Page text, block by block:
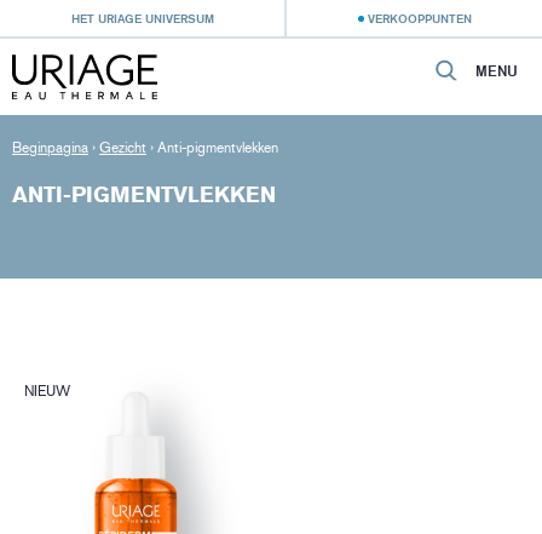
HET URIAGE UNIVERSUM VERKOOPPUNTEN
MENU
Beginpagina › Gezicht › Anti-pigmentvlekken
ANTI-PIGMENTVLEKKEN
NIEUW